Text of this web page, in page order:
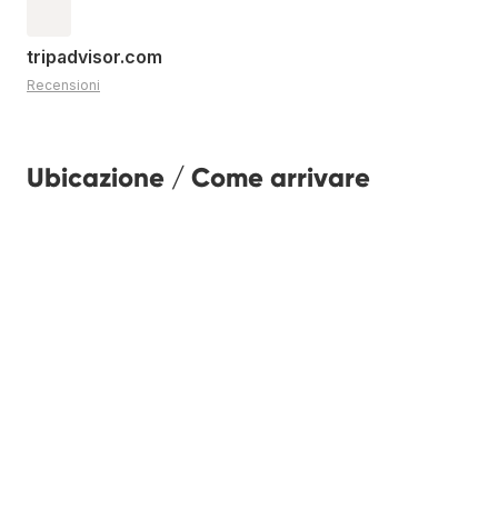
tripadvisor.com
Recensioni
Ubicazione / Come arrivare